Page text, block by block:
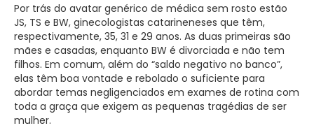
Por trás do avatar genérico de médica sem rosto estão
JS, TS e BW, ginecologistas catarineneses que têm,
respectivamente, 35, 31 e 29 anos. As duas primeiras são
mães e casadas, enquanto BW é divorciada e não tem
filhos. Em comum, além do “saldo negativo no banco”,
elas têm boa vontade e rebolado o suficiente para
abordar temas negligenciados em exames de rotina com
toda a graça que exigem as pequenas tragédias de ser
mulher.